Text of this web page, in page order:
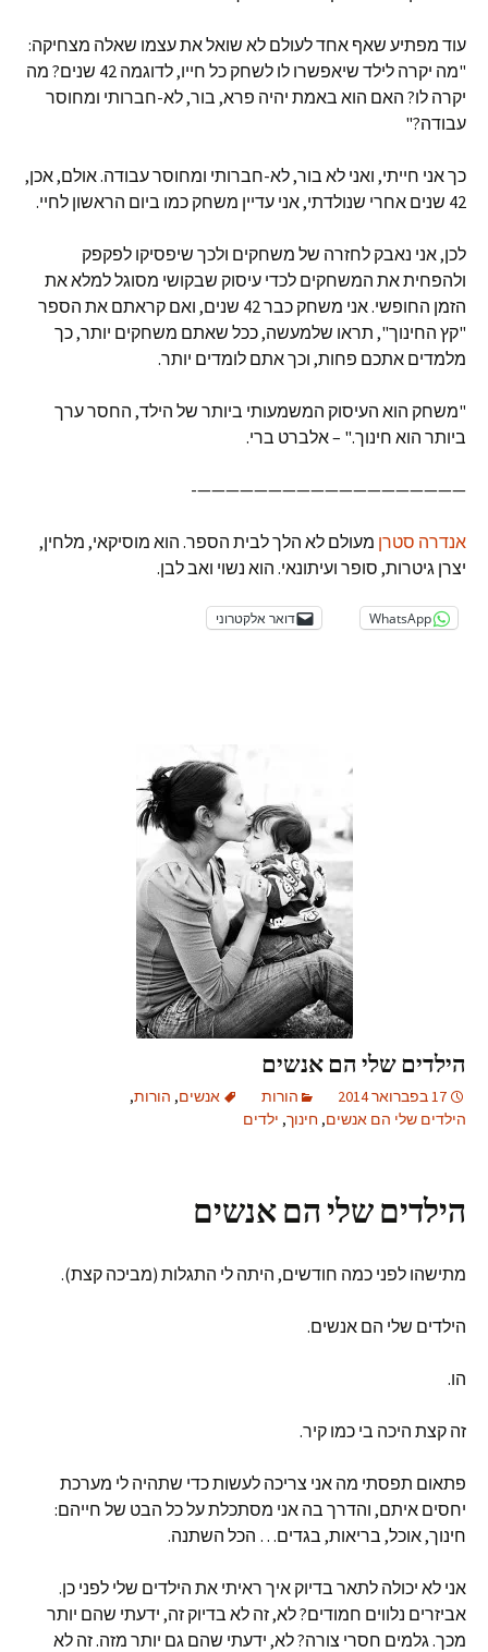
עוד מפתיע שאף אחד לעולם לא שואל את עצמו שאלה מצחיקה:
"מה יקרה לילד שיאפשרו לו לשחק כל חייו, לדוגמה 42 שנים? מה
יקרה לו? האם הוא באמת יהיה פרא, בור, לא-חברותי ומחוסר
עבודה?"
כך אני חייתי, ואני לא בור, לא-חברותי ומחוסר עבודה. אולם, אכן,
42 שנים אחרי שנולדתי, אני עדיין משחק כמו ביום הראשון לחיי.
לכן, אני נאבק לחזרה של משחקים ולכך שיפסיקו לפקפק
ולהפחית את המשחקים לכדי עיסוק שבקושי מסוגל למלא את
הזמן החופשי. אני משחק כבר 42 שנים, ואם קראתם את הספר
"קץ החינוך", תראו שלמעשה, ככל שאתם משחקים יותר, כך
מלמדים אתכם פחות, וכך אתם לומדים יותר.
"משחק הוא העיסוק המשמעותי ביותר של הילד, החסר ערך
ביותר הוא חינוך." – אלברט ברי.
———————————————————-
אנדרה סטרן מעולם לא הלך לבית הספר. הוא מוסיקאי, מלחין,
יצרן גיטרות, סופר ועיתונאי. הוא נשוי ואב לבן.
WhatsApp דואר אלקטרוני
הילדים שלי הם אנשים
17 בפברואר 2014 הורות אנשים, הורות,
הילדים שלי הם אנשים, חינוך, ילדים
הילדים שלי הם אנשים
מתישהו לפני כמה חודשים, היתה לי התגלות (מביכה קצת).
הילדים שלי הם אנשים.
הו.
זה קצת היכה בי כמו קיר.
פתאום תפסתי מה אני צריכה לעשות כדי שתהיה לי מערכת
יחסים איתם, והדרך בה אני מסתכלת על כל הבט של חייהם:
חינוך, אוכל, בריאות, בגדים… הכל השתנה.
אני לא יכולה לתאר בדיוק איך ראיתי את הילדים שלי לפני כן.
אביזרים נלווים חמודים? לא, זה לא בדיוק זה, ידעתי שהם יותר
מכך. גלמים חסרי צורה? לא, ידעתי שהם גם יותר מזה. זה לא